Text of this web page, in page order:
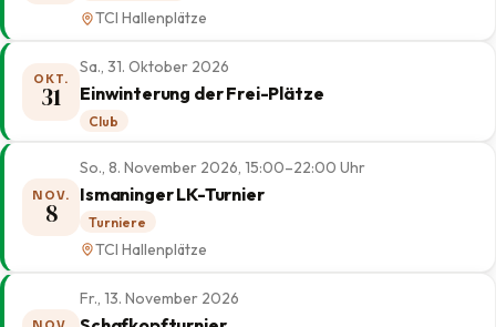
TCI Hallenplätze
OKT.
31
Sa., 31. Oktober 2026
Einwinterung der Frei-Plätze
Club
NOV.
8
So., 8. November 2026, 15:00–22:00 Uhr
Ismaninger LK-Turnier
Turniere
TCI Hallenplätze
Fr., 13. November 2026